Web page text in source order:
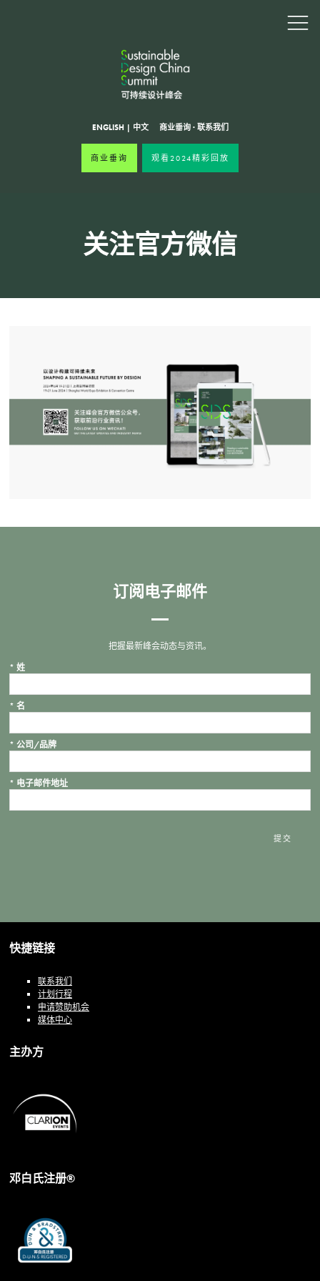
ENGLISH | 中文 商业垂询· 联系我们
商业垂询 观看2024精彩回放
关注官方微信
订阅电子邮件
把握最新峰会动态与资讯。
* 姓
* 名
* 公司/品牌
* 电子邮件地址
提交
快捷链接
联系我们
计划行程
申请赞助机会
媒体中心
主办方
邓白氏注册®